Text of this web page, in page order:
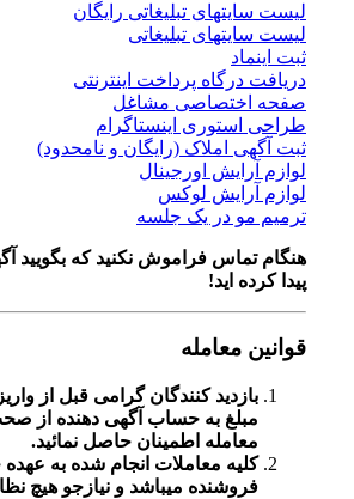
تبلیغاتی رایگان
تبلیغاتی
پرداخت اینترنتی
مشاغل
اینستاگرام
املاک (رایگان و نامحدود)
اورجینال
لوکس
در یک جلسه
فراموش نکنید که بگویید آگهی را در
کنندگان گرامی قبل از واریز هرگونه وجه و
به حساب آگهی دهنده از صحت و سلامت
اطمینان حاصل نمائید.
معاملات انجام شده به عهده خریدار و
میباشد و نیازجو هیچ نظارتی بر آن